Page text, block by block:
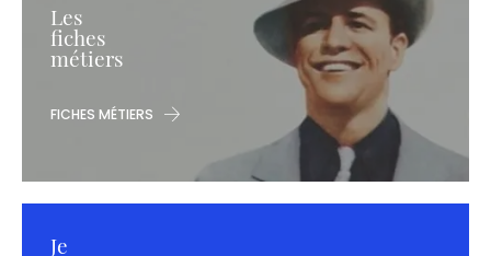
Les
fiches
métiers
FICHES MÉTIERS
Je